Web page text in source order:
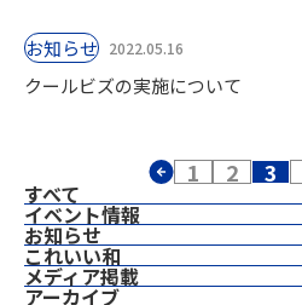
すべて
イベント情報
お知らせ
これいい和
⁨⁩メディア掲載
アーカイブ
お知らせ 2022.05.16
クールビズの実施について
1 2 3